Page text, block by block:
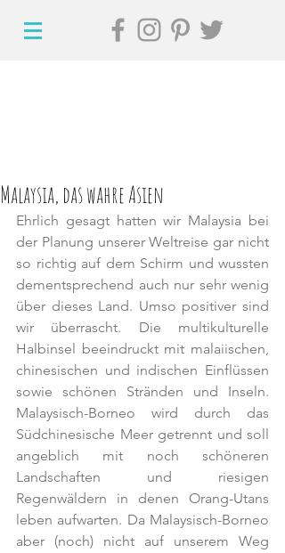
Malaysia, das wahre Asien
Ehrlich gesagt hatten wir Malaysia bei
der Planung unserer Weltreise gar nicht
so richtig auf dem Schirm und wussten
dementsprechend auch nur sehr wenig
über dieses Land. Umso positiver sind
wir überrascht. Die multikulturelle
Halbinsel beeindruckt mit malaiischen,
chinesischen und indischen Einflüssen
sowie schönen Stränden und Inseln.
Malaysisch-Borneo wird durch das
Südchinesische Meer getrennt und soll
angeblich mit noch schöneren
Landschaften und riesigen
Regenwäldern in denen Orang-Utans
leben aufwarten. Da Malaysisch-Borneo
aber (noch) nicht auf unserem Weg